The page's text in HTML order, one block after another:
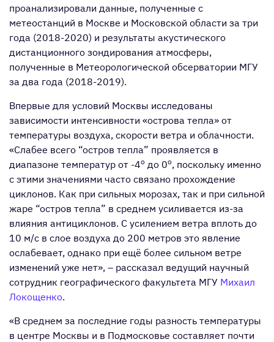
проанализировали данные, полученные с
метеостанций в Москве и Московской области за три
года (2018-2020) и результаты акустического
дистанционного зондирования атмосферы,
полученные в Метеорологической обсерватории МГУ
за два года (2018-2019).
Впервые для условий Москвы исследованы
зависимости интенсивности «острова тепла» от
температуры воздуха, скорости ветра и облачности.
«Слабее всего “остров тепла” проявляется в
диапазоне температур от -4o до 0o, поскольку именно
с этими значениями часто связано прохождение
циклонов. Как при сильных морозах, так и при сильной
жаре “остров тепла” в среднем усиливается из-за
влияния антициклонов. С усилением ветра вплоть до
10 м/с в слое воздуха до 200 метров это явление
ослабевает, однако при ещё более сильном ветре
изменений уже нет», – рассказал ведущий научный
сотрудник географического факультета МГУ Михаил
Локощенко.
«В среднем за последние годы разность температуры
в центре Москвы и в Подмосковье составляет почти